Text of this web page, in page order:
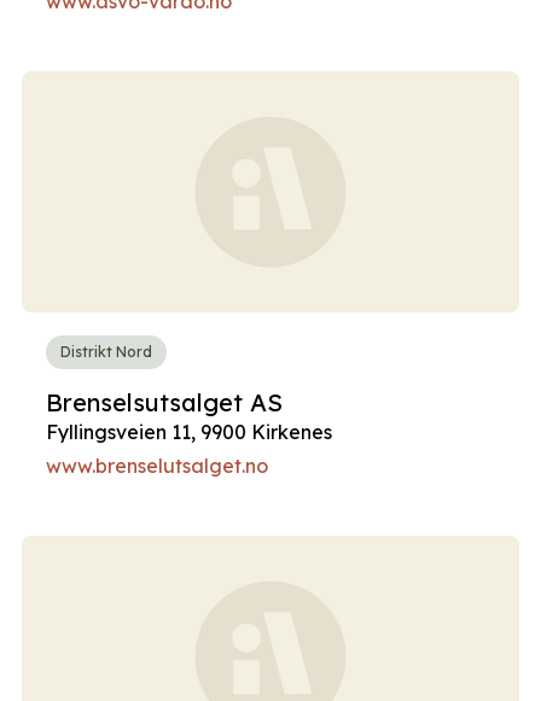
Distrikt Nord
Brenselsutsalget AS
Fyllingsveien 11, 9900 Kirkenes
www.brenselutsalget.no